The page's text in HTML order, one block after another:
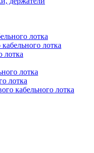
лотка
лотка
лотка
лотка
лотка
кабельного лотка